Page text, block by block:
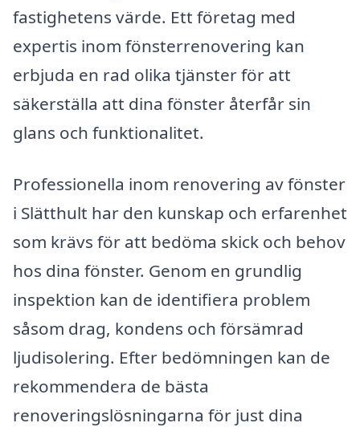
fastighetens värde. Ett företag med
expertis inom fönsterrenovering kan
erbjuda en rad olika tjänster för att
säkerställa att dina fönster återfår sin
glans och funktionalitet.
Professionella inom renovering av fönster
i Slätthult har den kunskap och erfarenhet
som krävs för att bedöma skick och behov
hos dina fönster. Genom en grundlig
inspektion kan de identifiera problem
såsom drag, kondens och försämrad
ljudisolering. Efter bedömningen kan de
rekommendera de bästa
renoveringslösningarna för just dina